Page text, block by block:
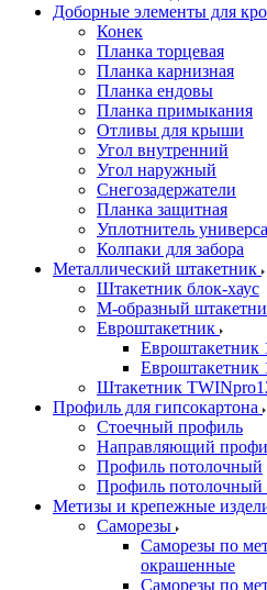
Доборные элементы для
Конек
Планка торцевая
Планка карнизная
Планка ендовы
Планка примыкания
Отливы для крыши
Угол внутренний
Угол наружный
Снегозадержатели
Планка защитная
Уплотнитель
Колпаки для забора
Металлический штакетник
Штакетник блок-хаус
М-образный
Евроштакетник
Евроштакетник
Евроштакетник
Штакетник
Профиль для гипсокартона
Стоечный профиль
Направляющий
Профиль потолочный
Профиль
Метизы и крепежные
Саморезы
Саморезы по
окрашенные
Саморезы по